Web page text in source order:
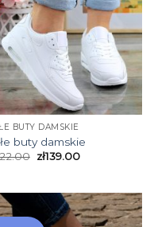
BUTY DAMSKIE
buty damskie
zł139.00